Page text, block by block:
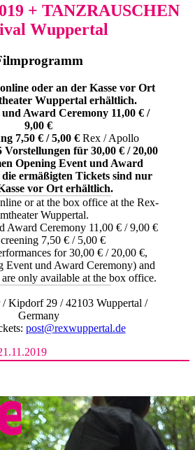
+ TANZRAUSCHEN
Wuppertal
oder an der Kasse vor Ort
Wuppertal erhältlich.
Award Ceremony 11,00 € /
9,00 €
7,50 € / 5,00 € Rex / Apollo
Vorstellungen für 30,00 € / 20,00
Opening Event und Award
ermäßigten Tickets sind nur
vor Ort erhältlich.
or at the box office at the Rex-
Wuppertal.
Award Ceremony 11,00 € / 9,00 €
7,50 € / 5,00 €
for 30,00 € / 20,00 €,
Event und Award Ceremony) and
only available at the box office.
/ Kipdorf 29 / 42103 Wuppertal /
Germany
post@rexwuppertal.de